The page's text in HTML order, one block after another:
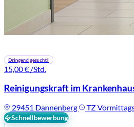
Dringend gesucht!
15,00 € /Std.
Reinigungskraft im
29451 Dannenberg TZ
Schnellbewerbung